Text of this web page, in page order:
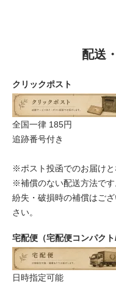
配送
クリックポスト
全国一律 185円
追跡番号付き
※ポスト投函でのお届けと
※補償のない配送方法です
紛失・破損時の補償はご
さい。
宅配便（宅配便コンパクト
日時指定可能